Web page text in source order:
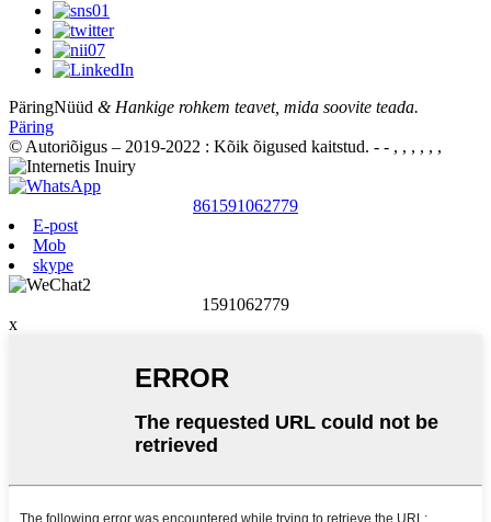
PäringNüüd & Hankige rohkem teavet, mida soovite teada.
Päring
© Autoriõigus – 2019-2022 : Kõik õigused kaitstud. - - , , , , , ,
861591062779
E-post
Mob
skype
1591062779
x